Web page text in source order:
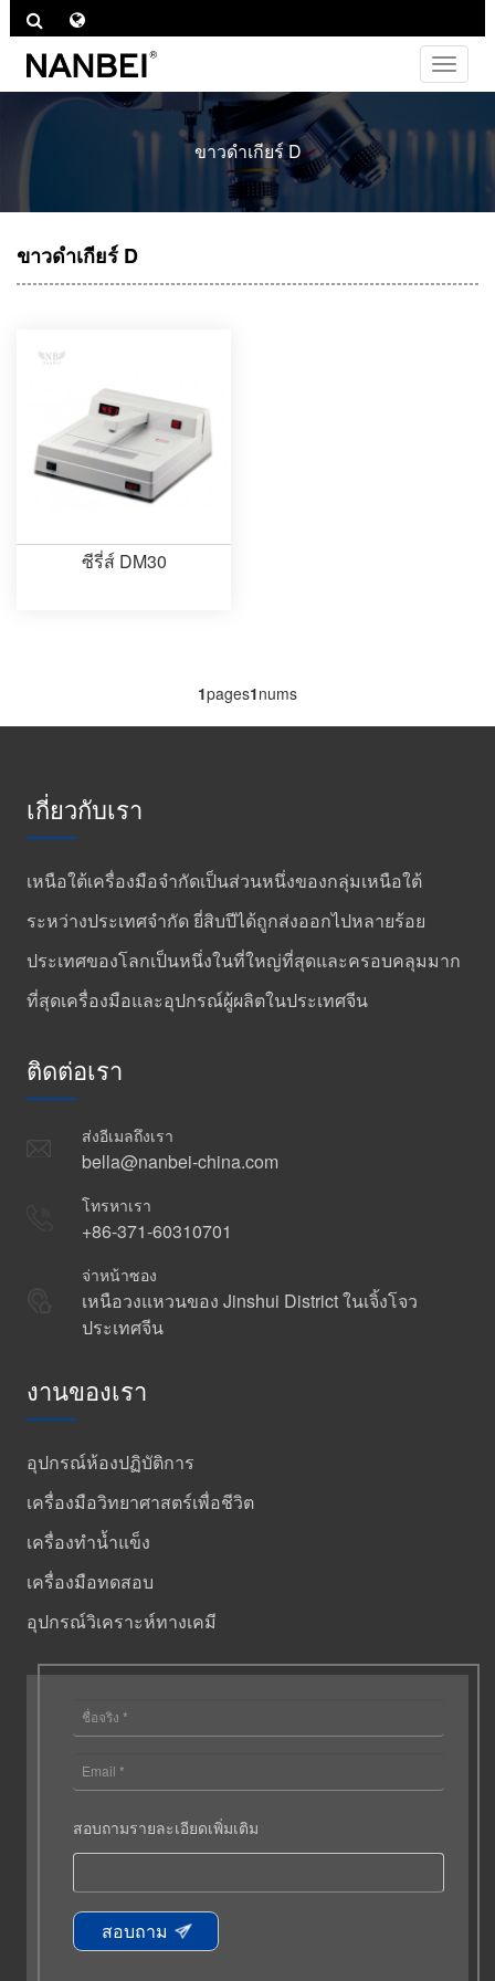
ไม่
ต้อง
ช่อง
ขาวดำเกียร์ D
ขาวดำเกียร์ D
ซีรี่ส์ DM30
1pages1nums
เกี่ยวกับเรา
เหนือใต้เครื่องมือจำกัดเป็นส่วนหนึ่งของกลุ่มเหนือใต้
ระหว่างประเทศจำกัด ยี่สิบปีได้ถูกส่งออกไปหลายร้อย
ประเทศของโลกเป็นหนึ่งในที่ใหญ่ที่สุดและครอบคลุมมาก
ที่สุดเครื่องมือและอุปกรณ์ผู้ผลิตในประเทศจีน
ติดต่อเรา
ส่งอีเมลถึงเรา
bella@nanbei-china.com
โทรหาเรา
+86-371-60310701
จ่าหน้าซอง
เหนือวงแหวนของ Jinshui District ในเจิ้งโจว
ประเทศจีน
งานของเรา
อุปกรณ์ห้องปฏิบัติการ
เครื่องมือวิทยาศาสตร์เพื่อชีวิต
เครื่องทำน้ำแข็ง
เครื่องมือทดสอบ
อุปกรณ์วิเคราะห์ทางเคมี
สอบถามรายละเอียดเพิ่มเติม
สอบถาม